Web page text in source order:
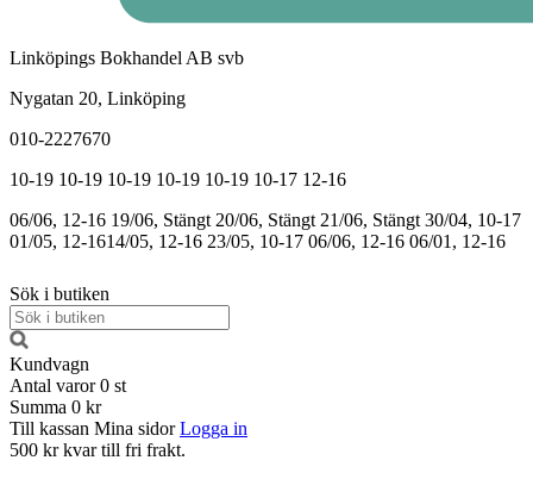
Linköpings Bokhandel AB svb
Nygatan 20, Linköping
010-2227670
10-19 10-19 10-19 10-19 10-19 10-17 12-16
06/06, 12-16 19/06, Stängt 20/06, Stängt 21/06, Stängt 30/04, 10-17
01/05, 12-1614/05, 12-16 23/05, 10-17 06/06, 12-16 06/01, 12-16
Sök i butiken
Kundvagn
Antal varor 0 st
Summa 0 kr
Till kassan Mina sidor Logga in
500 kr kvar till fri frakt.